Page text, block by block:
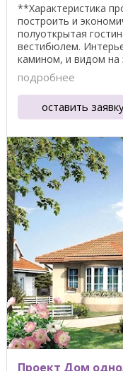
**Характеристика
построить и
полуоткрытая
вестибюлем.
камином, и видом на
подробнее
оставить
Проект Дом